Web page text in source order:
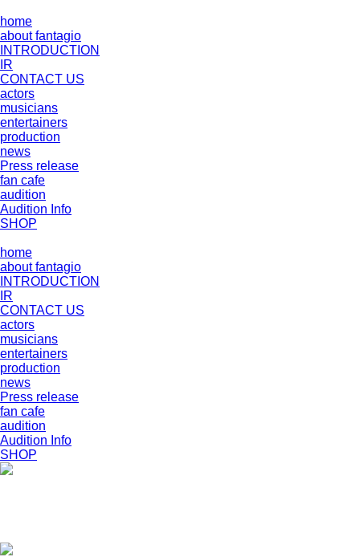
home
about fantagio
INTRODUCTION
IR
CONTACT US
actors
musicians
entertainers
production
news
Press release
fan cafe
audition
Audition Info
SHOP
home
about fantagio
INTRODUCTION
IR
CONTACT US
actors
musicians
entertainers
production
news
Press release
fan cafe
audition
Audition Info
SHOP